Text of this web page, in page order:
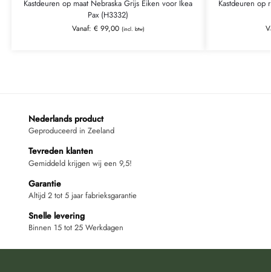
Kastdeuren op maat Nebraska Grijs Eiken voor Ikea
Pax (H3332)
Vanaf: €99,00 (incl. btw)
Kastdeuren op
Nederlands product
Geproduceerd in Zeeland
Tevreden klanten
Gemiddeld krijgen wij een 9,5!
Garantie
Altijd 2 tot 5 jaar fabrieksgarantie
Snelle levering
Binnen 15 tot 25 Werkdagen